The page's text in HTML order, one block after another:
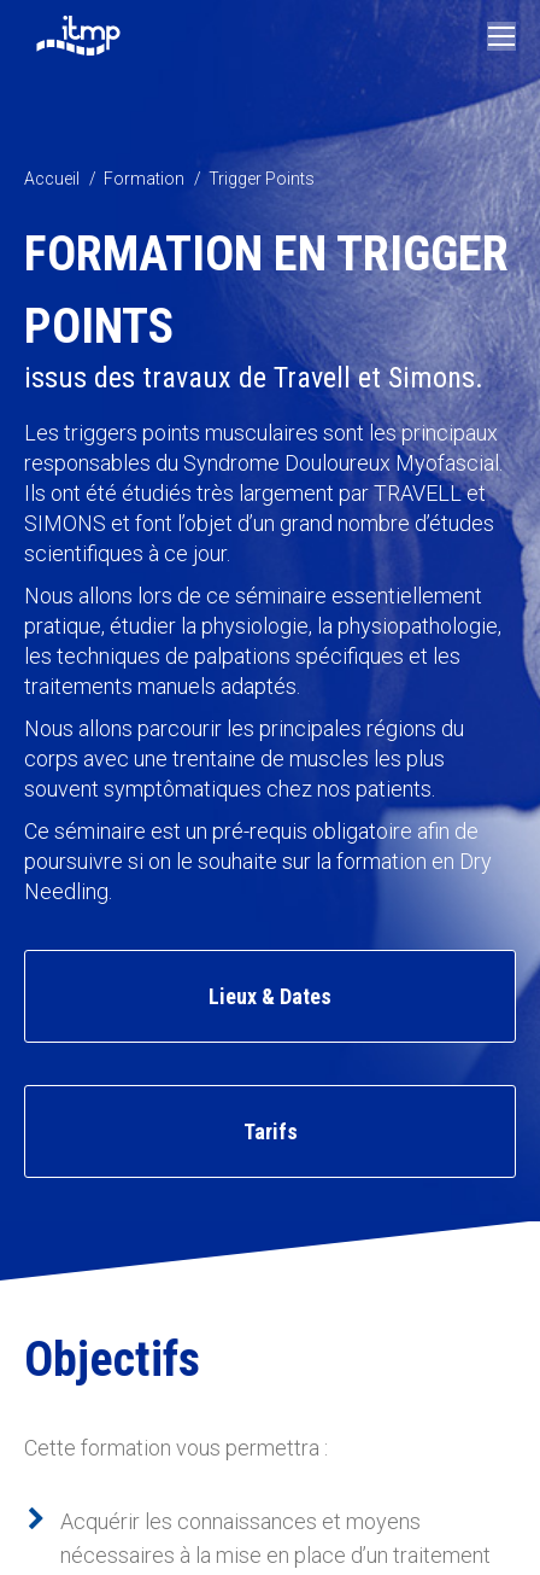
Vous êtes ici :
Accueil Formation Trigger Points
FORMATION EN TRIGGER
POINTS
issus des travaux de Travell et Simons.
Les triggers points musculaires sont les principaux
responsables du Syndrome Douloureux Myofascial.
Ils ont été étudiés très largement par TRAVELL et
SIMONS et font l’objet d’un grand nombre d’études
scientifiques à ce jour.
Nous allons lors de ce séminaire essentiellement
pratique, étudier la physiologie, la physiopathologie,
les techniques de palpations spécifiques et les
traitements manuels adaptés.
Nous allons parcourir les principales régions du
corps avec une trentaine de muscles les plus
souvent symptômatiques chez nos patients.
Ce séminaire est un pré-requis obligatoire afin de
poursuivre si on le souhaite sur la formation en Dry
Needling.
Lieux & Dates
Tarifs
Objectifs
Cette formation vous permettra :
Acquérir les connaissances et moyens
nécessaires à la mise en place d’un traitement